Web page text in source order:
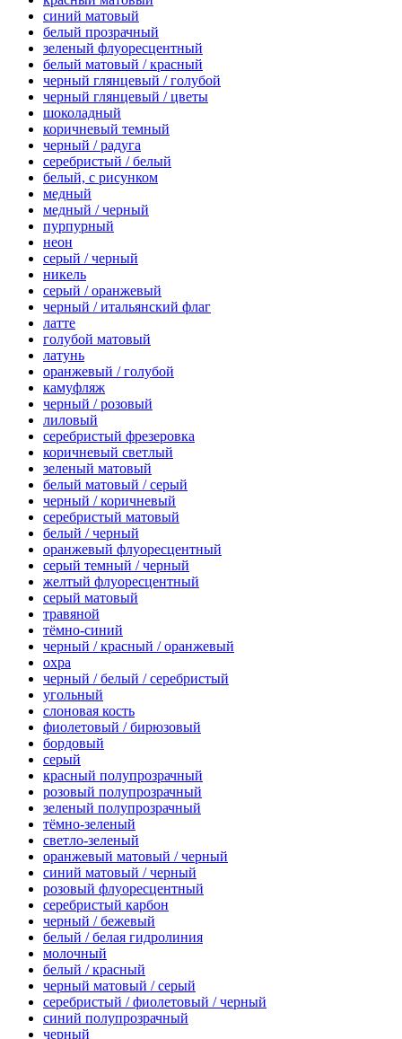
синий матовый
белый прозрачный
зеленый флуоресцентный
белый матовый / красный
черный глянцевый / голубой
черный глянцевый / цветы
шоколадный
коричневый темный
черный / радуга
серебристый / белый
белый, с рисунком
медный
медный / черный
пурпурный
неон
серый / черный
никель
серый / оранжевый
черный / итальянский флаг
латте
голубой матовый
латунь
оранжевый / голубой
камуфляж
черный / розовый
лиловый
серебристый фрезеровка
коричневый светлый
зеленый матовый
белый матовый / серый
черный / коричневый
серебристый матовый
белый / черный
оранжевый флуоресцентный
серый темный / черный
желтый флуоресцентный
серый матовый
травяной
тёмно-синий
черный / красный / оранжевый
охра
черный / белый / серебристый
угольный
слоновая кость
фиолетовый / бирюзовый
бордовый
серый
красный полупрозрачный
розовый полупрозрачный
зеленый полупрозрачный
тёмно-зеленый
светло-зеленый
оранжевый матовый / черный
синий матовый / черный
розовый флуоресцентный
серебристый карбон
черный / бежевый
белый / белая гидролиния
молочный
белый / красный
черный матовый / серый
серебристый / фиолетовый / черный
синий полупрозрачный
черный